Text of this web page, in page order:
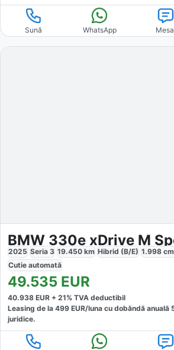
Sună WhatsApp
BMW 330e xDrive M
2025 Seria 3 19.450 km Hibrid (B/E) 1.998
Cutie automată
49.535 EUR
40.938 EUR + 21% TVA deductibil
Leasing de la 499 EUR/luna cu dobăndă anuală
juridice.